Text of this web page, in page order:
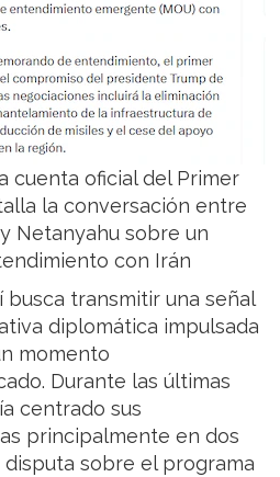
cuenta oficial del Primer
la conversación entre
Netanyahu sobre un
con Irán
busca transmitir una señal
diplomática impulsada
momento
Durante las últimas
centrado sus
principalmente en dos
sobre el programa